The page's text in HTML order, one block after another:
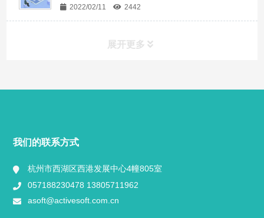
2022/02/11 2442
展开更多
用户案例
我们的联系方式
杭州市西湖区西港发展中心4幢805室
057188230478 13805711962
asoft@activesoft.com.cn